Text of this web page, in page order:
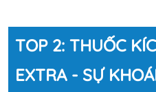
TOP 2: THUỐC
EXTRA - SỰ